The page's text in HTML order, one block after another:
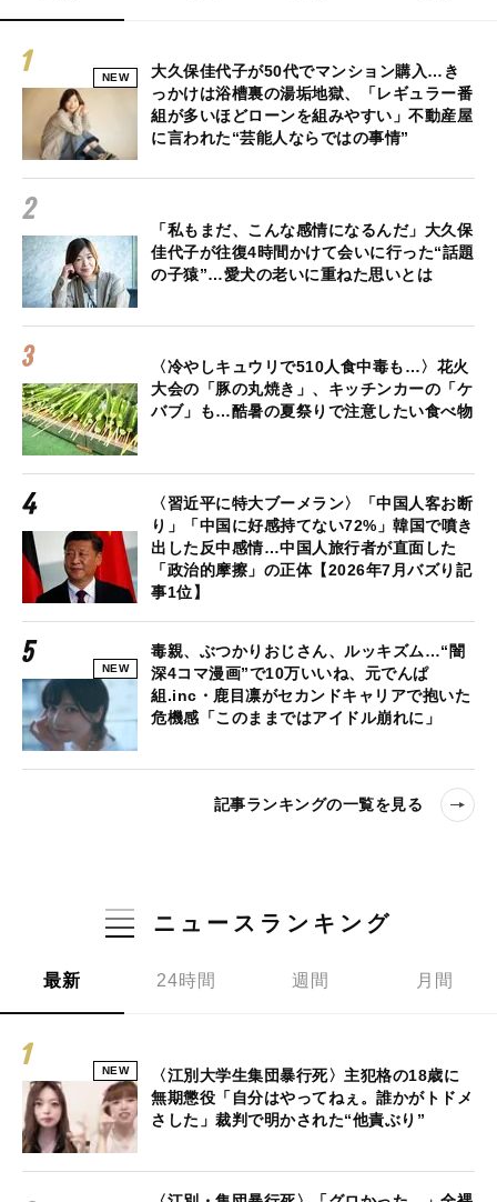
NEW
大久保佳代子が50代でマンション購入…き
っかけは浴槽裏の湯垢地獄、「レギュラー番
組が多いほどローンを組みやすい」不動産屋
に言われた“芸能人ならではの事情”
「私もまだ、こんな感情になるんだ」大久保
佳代子が往復4時間かけて会いに行った“話題
の子猿”…愛犬の老いに重ねた思いとは
〈冷やしキュウリで510人食中毒も…〉花火
大会の「豚の丸焼き」、キッチンカーの「ケ
バブ」も…酷暑の夏祭りで注意したい食べ物
〈習近平に特大ブーメラン〉「中国人客お断
り」「中国に好感持てない72%」韓国で噴き
出した反中感情…中国人旅行者が直面した
「政治的摩擦」の正体【2026年7月バズり記
事1位】
NEW
毒親、ぶつかりおじさん、ルッキズム…“闇
深4コマ漫画”で10万いいね、元でんぱ
組.inc・鹿目凛がセカンドキャリアで抱いた
危機感「このままではアイドル崩れに」
記事ランキングの一覧を見る
ニュースランキング
最新 24時間 週間 月間
NEW
〈江別大学生集団暴行死〉主犯格の18歳に
無期懲役「自分はやってねぇ。誰かがトドメ
さした」裁判で明かされた“他責ぶり”